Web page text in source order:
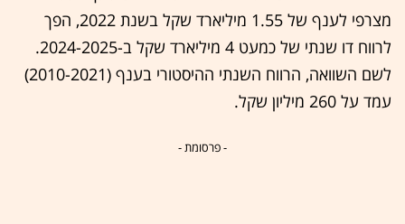
מצרפי לענף של 1.55 מיליארד שקל בשנת 2022, הפך
לרווח דו שנתי של כמעט 4 מיליארד שקל ב-2024-2025.
לשם השוואה, הרווח השנתי ההיסטורי בענף (2010-2021)
עמד על 260 מיליון שקל.
- פרסומת -